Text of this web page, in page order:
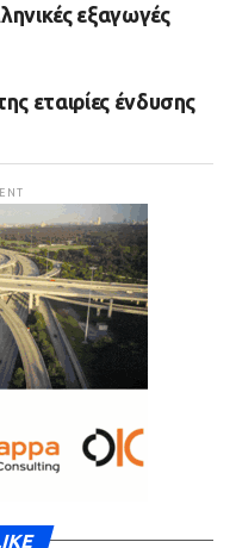
εξαγωγές
εταιρίες ένδυσης